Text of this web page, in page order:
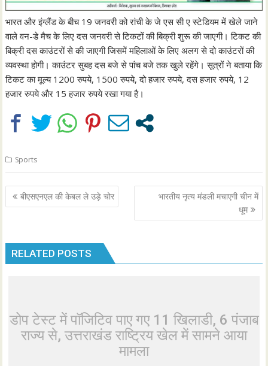
भारत और इंग्लैंड के बीच 19 जनवरी को रांची के जे एस सी ए स्टेडियम में खेले जाने
वाले वन-डे मैच के लिए दस जनवरी से टिकटों की बिक्री शुरू की जाएगी। टिकट की
बिक्री दस काउंटरों से की जाएगी जिसमें महिलाओं के लिए अलग से दो काउंटरों की
व्यवस्था होगी। काउंटर सुबह दस बजे से पांच बजे तक खुले रहेंगे। सूत्रों ने बताया कि
टिकट का मूल्य 1200 रुपये, 1500 रुपये, दो हजार रुपये, दस हजार रुपये, 12
हजार रुपये और 15 हजार रुपये रखा गया है।
Sports
Post
navigation
बीएसएनएल की केबल ले उड़े चोर
भारतीय नृत्य मंडली मचाएगी चीन में
धूम
RELATED POSTS
डोप टेस्ट में पॉजिटिव पाए गए 11 खिलाडी, 6 पंजाब
राज्य से, उत्तराखंड राष्ट्रिय खेल में सामने आया
मामला